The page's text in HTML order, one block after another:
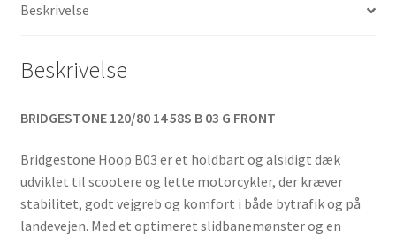
antal
Beskrivelse
Beskrivelse
BRIDGESTONE 120/80 14 58S B 03 G FRONT
Bridgestone Hoop B03 er et holdbart og alsidigt dæk
udviklet til scootere og lette motorcykler, der kræver
stabilitet, godt vejgreb og komfort i både bytrafik og på
landevejen. Med et optimeret slidbanemønster og en